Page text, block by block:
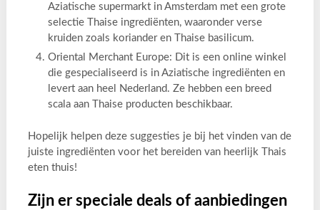
Aziatische supermarkt in Amsterdam met een grote
selectie Thaise ingrediënten, waaronder verse
kruiden zoals koriander en Thaise basilicum.
Oriental Merchant Europe: Dit is een online winkel
die gespecialiseerd is in Aziatische ingrediënten en
levert aan heel Nederland. Ze hebben een breed
scala aan Thaise producten beschikbaar.
Hopelijk helpen deze suggesties je bij het vinden van de
juiste ingrediënten voor het bereiden van heerlijk Thais
eten thuis!
Zijn er speciale deals of aanbiedingen